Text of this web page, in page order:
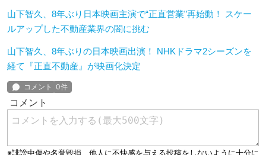
山下智久、8年ぶり日本映画主演で“正直営業”再始動！ スケー
ルアップした不動産業界の闇に挑む
山下智久、8年ぶりの日本映画出演！ NHKドラマ2シーズンを
経て『正直不動産』が映画化決定